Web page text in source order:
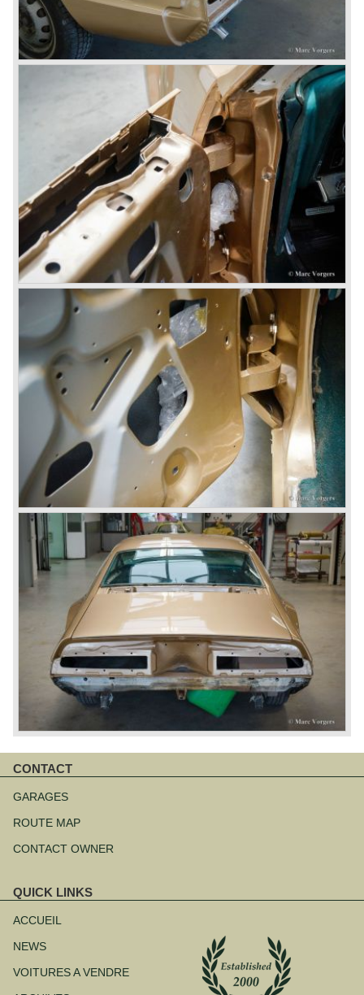
CONTACT
au
GARAGES
ROUTE MAP
CONTACT OWNER
QUICK LINKS
au
ACCUEIL
NEWS
VOITURES A VENDRE